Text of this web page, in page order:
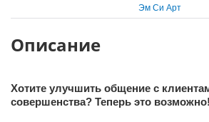
Эм Си Арт
Описание
Хотите улучшить общение с
совершенства? Теперь это возможно!